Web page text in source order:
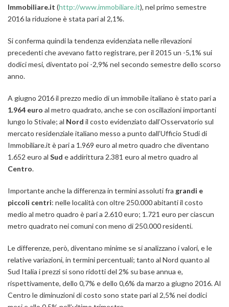
Immobiliare.it (http://www.immobiliare.it), nel primo semestre
2016 la riduzione è stata pari al 2,1%.
Si conferma quindi la tendenza evidenziata nelle rilevazioni
precedenti che avevano fatto registrare, per il 2015 un -5,1% sui
dodici mesi, diventato poi -2,9% nel secondo semestre dello scorso
anno.
A giugno 2016 il prezzo medio di un immobile italiano è stato pari a
1.964 euro al metro quadrato, anche se con oscillazioni importanti
lungo lo Stivale; al Nord il costo evidenziato dall’Osservatorio sul
mercato residenziale italiano messo a punto dall’Ufficio Studi di
Immobiliare.it è pari a 1.969 euro al metro quadro che diventano
1.652 euro al Sud e addirittura 2.381 euro al metro quadro al
Centro.
Importante anche la differenza in termini assoluti fra grandi e
piccoli centri: nelle località con oltre 250.000 abitanti il costo
medio al metro quadro è pari a 2.610 euro; 1.721 euro per ciascun
metro quadrato nei comuni con meno di 250.000 residenti.
Le differenze, però, diventano minime se si analizzano i valori, e le
relative variazioni, in termini percentuali; tanto al Nord quanto al
Sud Italia i prezzi si sono ridotti del 2% su base annua e,
rispettivamente, dello 0,7% e dello 0,6% da marzo a giugno 2016. Al
Centro le diminuzioni di costo sono state pari al 2,5% nei dodici